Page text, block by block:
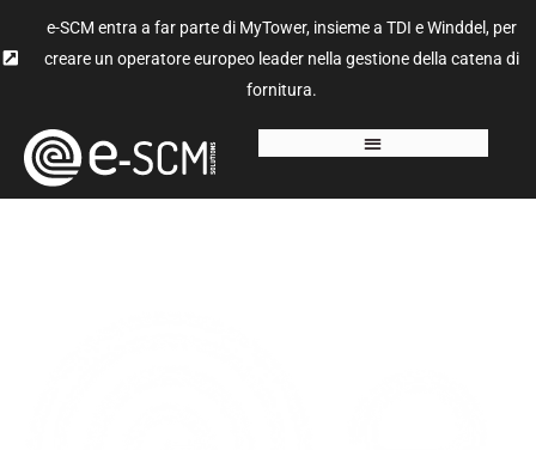
e-SCM entra a far parte di MyTower, insieme a TDI e Winddel, per
creare un operatore europeo leader nella gestione della catena di
fornitura.